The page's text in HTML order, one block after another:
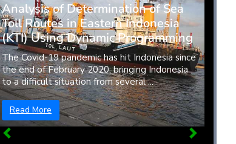
Analysis of Determination of Sea
Toll Routes in Eastern Indonesia
(KTI) Using Dynamic Programming
The Covid-19 pandemic has hit Indonesia since
the end of February 2020, bringing Indonesia
to a difficult situation from several ...
Read More